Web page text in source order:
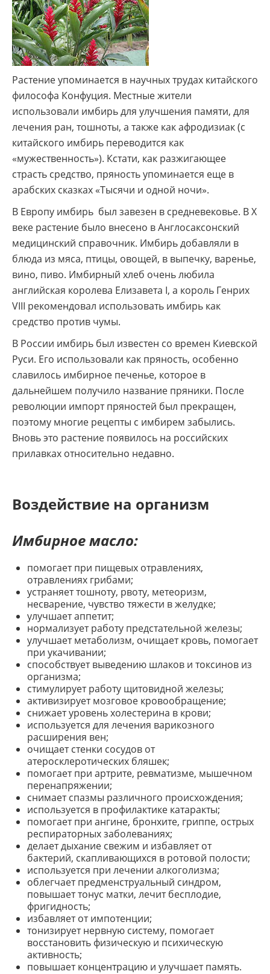
Растение упоминается в научных трудах китайского
философа Конфуция. Местные жители
использовали имбирь для улучшения памяти, для
лечения ран, тошноты, а также как афродизиак (с
китайского имбирь переводится как
«мужественность»). Кстати, как разжигающее
страсть средство, пряность упоминается еще в
арабских сказках «Тысячи и одной ночи».
В Европу имбирь был завезен в средневековье. В X
веке растение было внесено в Англосаксонский
медицинский справочник. Имбирь добавляли в
блюда из мяса, птицы, овощей, в выпечку, варенье,
вино, пиво. Имбирный хлеб очень любила
английская королева Елизавета I, а король Генрих
VIII рекомендовал использовать имбирь как
средство против чумы.
В России имбирь был известен со времен Киевской
Руси. Его использовали как пряность, особенно
славилось имбирное печенье, которое в
дальнейшем получило название пряники. После
революции импорт пряностей был прекращен,
поэтому многие рецепты с имбирем забылись.
Вновь это растение появилось на российских
прилавках относительно недавно.
Воздействие на организм
Имбирное масло:
помогает при пищевых отравлениях,
отравлениях грибами;
устраняет тошноту, рвоту, метеоризм,
несварение, чувство тяжести в желудке;
улучшает аппетит;
нормализует работу предстательной железы;
улучшает метаболизм, очищает кровь, помогает
при укачивании;
способствует выведению шлаков и токсинов из
организма;
стимулирует работу щитовидной железы;
активизирует мозговое кровообращение;
снижает уровень холестерина в крови;
используется для лечения варикозного
расширения вен;
очищает стенки сосудов от
атеросклеротических бляшек;
помогает при артрите, ревматизме, мышечном
перенапряжении;
снимает спазмы различного происхождения;
используется в профилактике катаракты;
помогает при ангине, бронхите, гриппе, острых
респираторных заболеваниях;
делает дыхание свежим и избавляет от
бактерий, скапливающихся в ротовой полости;
используется при лечении алкоголизма;
облегчает предменструальный синдром,
повышает тонус матки, лечит бесплодие,
фригидность;
избавляет от импотенции;
тонизирует нервную систему, помогает
восстановить физическую и психическую
активность;
повышает концентрацию и улучшает память.